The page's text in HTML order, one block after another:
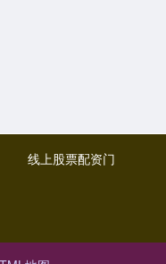
线上股票配资门